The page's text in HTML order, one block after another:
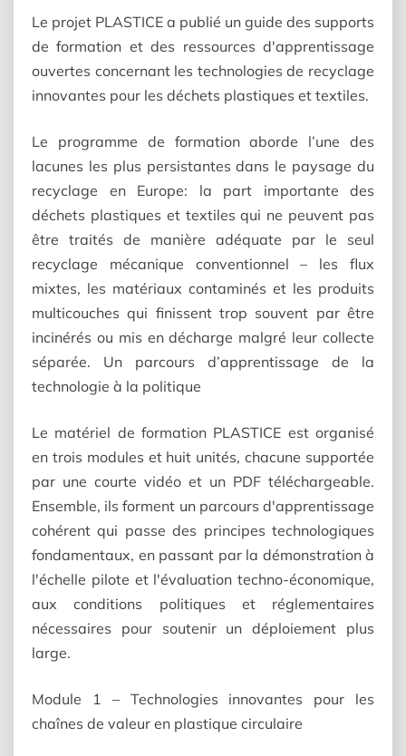
Le projet PLASTICE a publié un guide des supports
de formation et des ressources d'apprentissage
ouvertes concernant les technologies de recyclage
innovantes pour les déchets plastiques et textiles.
Le programme de formation aborde l’une des
lacunes les plus persistantes dans le paysage du
recyclage en Europe: la part importante des
déchets plastiques et textiles qui ne peuvent pas
être traités de manière adéquate par le seul
recyclage mécanique conventionnel – les flux
mixtes, les matériaux contaminés et les produits
multicouches qui finissent trop souvent par être
incinérés ou mis en décharge malgré leur collecte
séparée. Un parcours d’apprentissage de la
technologie à la politique
Le matériel de formation PLASTICE est organisé
en trois modules et huit unités, chacune supportée
par une courte vidéo et un PDF téléchargeable.
Ensemble, ils forment un parcours d'apprentissage
cohérent qui passe des principes technologiques
fondamentaux, en passant par la démonstration à
l'échelle pilote et l'évaluation techno-économique,
aux conditions politiques et réglementaires
nécessaires pour soutenir un déploiement plus
large.
Module 1 – Technologies innovantes pour les
chaînes de valeur en plastique circulaire